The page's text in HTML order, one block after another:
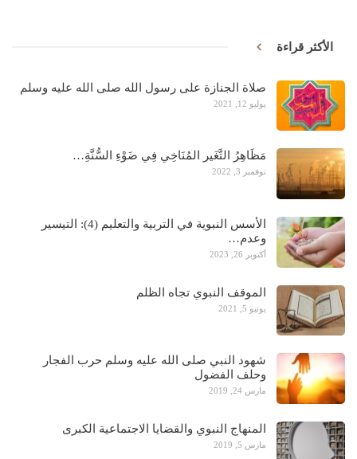
الأكثر قراءة
صلاة الجنازة على رسول الله صلى الله عليه وسلم
يوليو 12, 2021
مَظَاهِرُ التَّغَير المُنَاخِي فِي ضَوْءِ السُّنَّةِ…
نوفمبر 3, 2022
الأسس النبوية في التربية والتعليم (4): التيسير
وعدم…
أكتوبر 26, 2023
الموقف النبوي تجاه الظلم
يونيو 5, 2021
شهود النبي صلى الله عليه وسلم حرب الفجار
وحلف الفضول
مارس 24, 2019
المنهاج النبوي والقضايا الاجتماعية الكبرى
مارس 5, 2019